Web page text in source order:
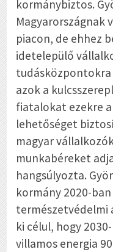
kormánybiztos.
Magyarországnak
piacon, de ehhez
idetelepülő
tudásközpontokra
azok a
fiatalokat ezekre
lehetőséget
magyar
munkabéreket
hangsúlyozta.
kormány 2020-
természetvédelmi
ki célul, hogy
villamos energia